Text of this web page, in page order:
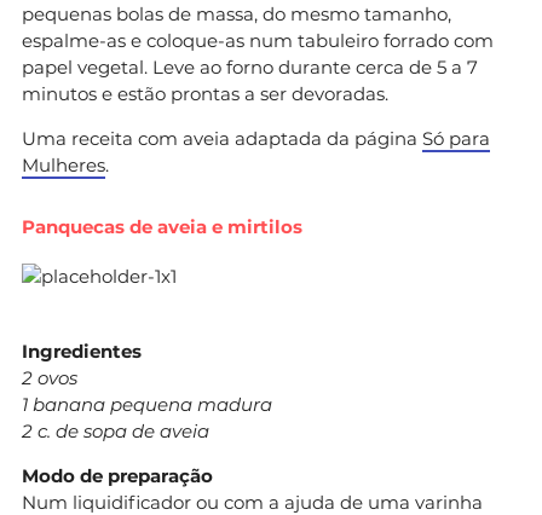
pequenas bolas de massa, do mesmo tamanho,
espalme-as e coloque-as num tabuleiro forrado com
papel vegetal. Leve ao forno durante cerca de 5 a 7
minutos e estão prontas a ser devoradas.
Uma receita com aveia adaptada da página Só para
Mulheres.
Panquecas de aveia e mirtilos
Ingredientes
2 ovos
1 banana pequena madura
2 c. de sopa de aveia
Modo de preparação
Num liquidificador ou com a ajuda de uma varinha